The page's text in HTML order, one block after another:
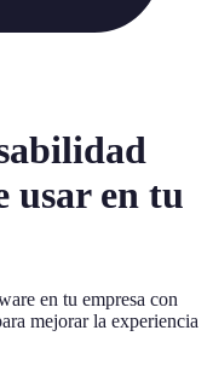
usar en tu
en tu empresa con
mejorar la experiencia